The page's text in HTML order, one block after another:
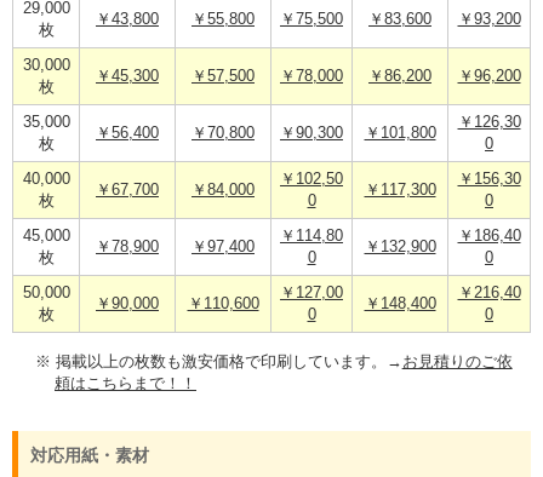
29,000
枚
￥43,800 ￥55,800 ￥75,500 ￥83,600 ￥93,200
30,000
枚
￥45,300 ￥57,500 ￥78,000 ￥86,200 ￥96,200
35,000
枚
￥56,400 ￥70,800 ￥90,300 ￥101,800
￥126,30
0
40,000
枚
￥67,700 ￥84,000
￥102,50
0
￥117,300
￥156,30
0
45,000
枚
￥78,900 ￥97,400
￥114,80
0
￥132,900
￥186,40
0
50,000
枚
￥90,000 ￥110,600
￥127,00
0
￥148,400
￥216,40
0
※ 掲載以上の枚数も激安価格で印刷しています。→ お見積りのご依
頼はこちらまで！！
対応用紙・素材